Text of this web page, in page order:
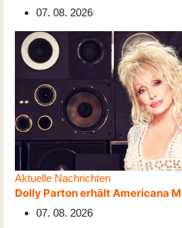
07. 08. 2026
Aktuelle Nachrichten
Dolly Parton erhält Americana
07. 08. 2026